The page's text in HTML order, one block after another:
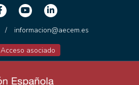
/ informacion@aecem.es
Acceso asociado